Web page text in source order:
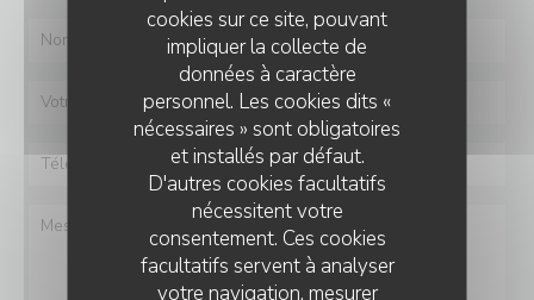
cookies sur ce site, pouvant
impliquer la collecte de
données à caractère
personnel. Les cookies dits «
nécessaires » sont obligatoires
et installés par défaut.
D'autres cookies facultatifs
nécessitent votre
consentement. Ces cookies
facultatifs servent à analyser
votre navigation, mesurer